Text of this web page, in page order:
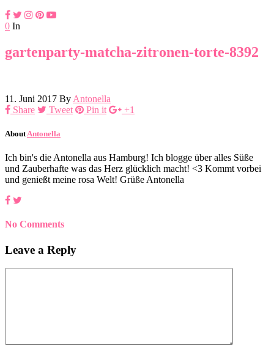
0 In
gartenparty-matcha-zitronen-torte-8392
11. Juni 2017 By Antonella
Share
Tweet Pin it +1
About Antonella
Ich bin's die Antonella aus Hamburg! Ich blogge über alles Süße
und Zauberhafte was das Herz glücklich macht! <3 Kommt vorbei
und genießt meine rosa Welt! Grüße Antonella
No Comments
Leave a Reply